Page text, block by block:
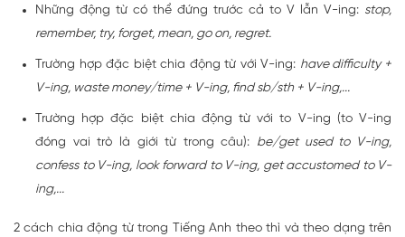
Những động từ có thể đứng trước cả to V lẫn V-ing: stop,
remember, try, forget, mean, go on, regret.
Trường hợp đặc biệt chia động từ với V-ing: have difficulty +
V-ing, waste money/time + V-ing, find sb/sth + V-ing,...
Trường hợp đặc biệt chia động từ với to V-ing (to V-ing
đóng vai trò là giới từ trong câu): be/get used to V-ing,
confess to V-ing, look forward to V-ing, get accustomed to V-
ing,...
2 cách chia động từ trong Tiếng Anh theo thì và theo dạng trên